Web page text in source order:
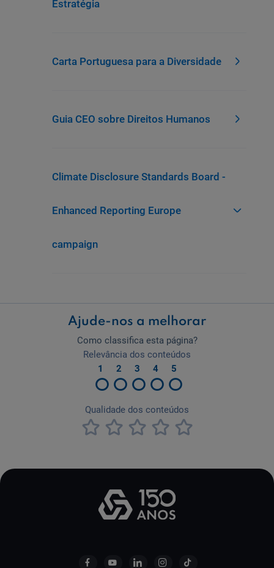
Estratégia
Carta Portuguesa para a Diversidade
Guia CEO sobre Direitos Humanos
Climate Disclosure Standards Board -
Enhanced Reporting Europe
campaign